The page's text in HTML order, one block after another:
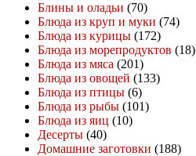
Блины и оладьи (70)
Блюда из круп и муки (74)
Блюда из курицы (172)
Блюда из морепродуктов (18)
Блюда из мяса (201)
Блюда из овощей (133)
Блюда из птицы (6)
Блюда из рыбы (101)
Блюда из яиц (10)
Десерты (40)
Домашние заготовки (188)